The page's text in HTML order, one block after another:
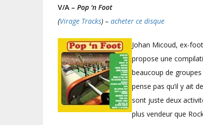
V/A – Pop ‘n Foot
(Virage Tracks) – acheter ce disque
Johan Micoud, ex-
propose une
beaucoup de
pense pas qu’il y ait
sont juste deux
plus vendeur que